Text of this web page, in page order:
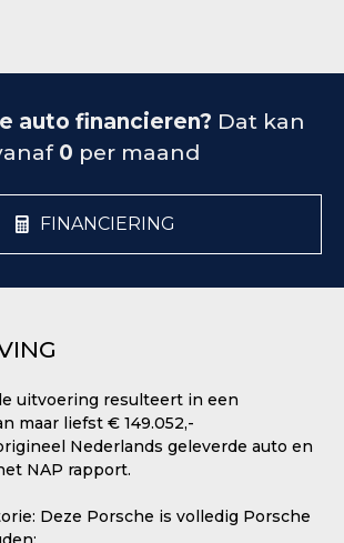
auto financieren? Dat kan
0 per maand
FINANCIERING
uitvoering resulteert in een
maar liefst € 149.052,-
Nederlands geleverde auto en
NAP rapport.
Deze Porsche is volledig Porsche